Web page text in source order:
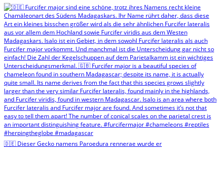
🇩🇪 Dieser Gecko namens Paroedura rennerae wurde er